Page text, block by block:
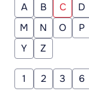
A B C D
M
N O P
Y
Z
1 2 3 6